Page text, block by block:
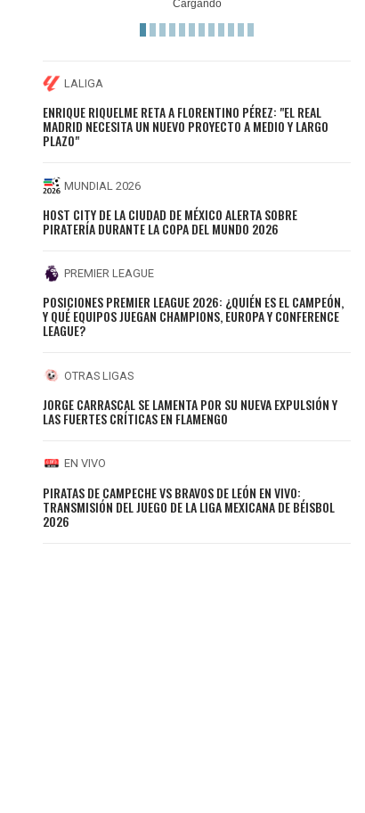
LALIGA
ENRIQUE RIQUELME RETA A FLORENTINO PÉREZ: "EL REAL
MADRID NECESITA UN NUEVO PROYECTO A MEDIO Y LARGO
PLAZO"
MUNDIAL 2026
HOST CITY DE LA CIUDAD DE MÉXICO ALERTA SOBRE
PIRATERÍA DURANTE LA COPA DEL MUNDO 2026
PREMIER LEAGUE
POSICIONES PREMIER LEAGUE 2026: ¿QUIÉN ES EL CAMPEÓN,
Y QUÉ EQUIPOS JUEGAN CHAMPIONS, EUROPA Y CONFERENCE
LEAGUE?
OTRAS LIGAS
JORGE CARRASCAL SE LAMENTA POR SU NUEVA EXPULSIÓN Y
LAS FUERTES CRÍTICAS EN FLAMENGO
EN VIVO
PIRATAS DE CAMPECHE VS BRAVOS DE LEÓN EN VIVO:
TRANSMISIÓN DEL JUEGO DE LA LIGA MEXICANA DE BÉISBOL
2026